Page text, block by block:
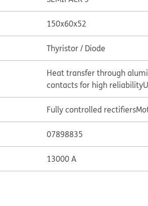
150x60x52
Thyristor / Diode
Heat transfer through
contacts for high reliability
Fully controlled rectifiers
07898835
13000 A